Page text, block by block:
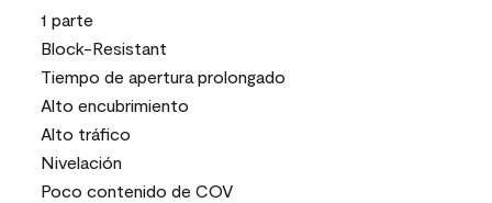
1 parte
Block-Resistant
Tiempo de apertura prolongado
Alto encubrimiento
Alto tráfico
Nivelación
Poco contenido de COV